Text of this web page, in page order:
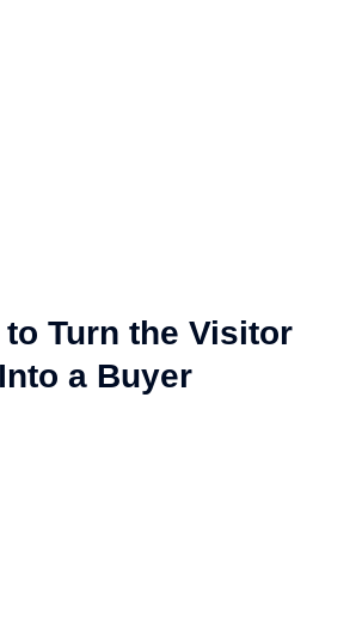
Turn the Visitor
Into a Buyer